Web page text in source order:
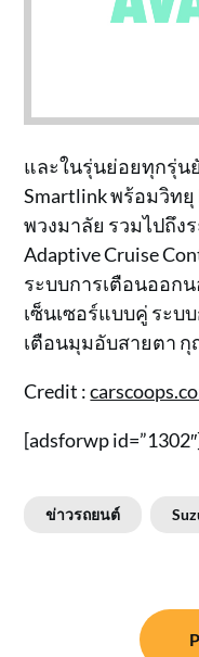
และในรุ่นย่อยทุกรุ่น
Smartlink พร้อมวิท
พวงมาลัย รวมไปถึง
Adaptive Cruise
ระบบการเตือนออก
เซ็นเซอร์แบบคู่ ระบ
เตือนมุมอับสายตา
Credit :
[adsforwp
ข่าวรถยนต์